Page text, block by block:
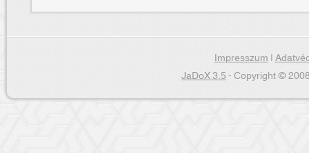
Impresszum|
JaDoX 3.5- Copyright ©